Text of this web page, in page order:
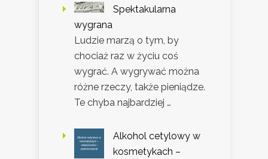
Spektakularna
wygrana
Ludzie marzą o tym, by
chociaż raz w życiu coś
wygrać. A wygrywać można
różne rzeczy, także pieniądze.
Te chyba najbardziej …
Alkohol cetylowy w
kosmetykach –